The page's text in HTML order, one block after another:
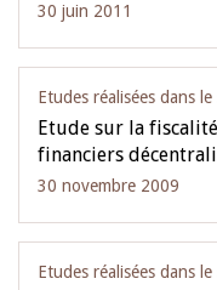
30 juin 2011
Etudes réalisées dans
Etude sur la
financiers
30 novembre 2009
Etudes réalisées dans